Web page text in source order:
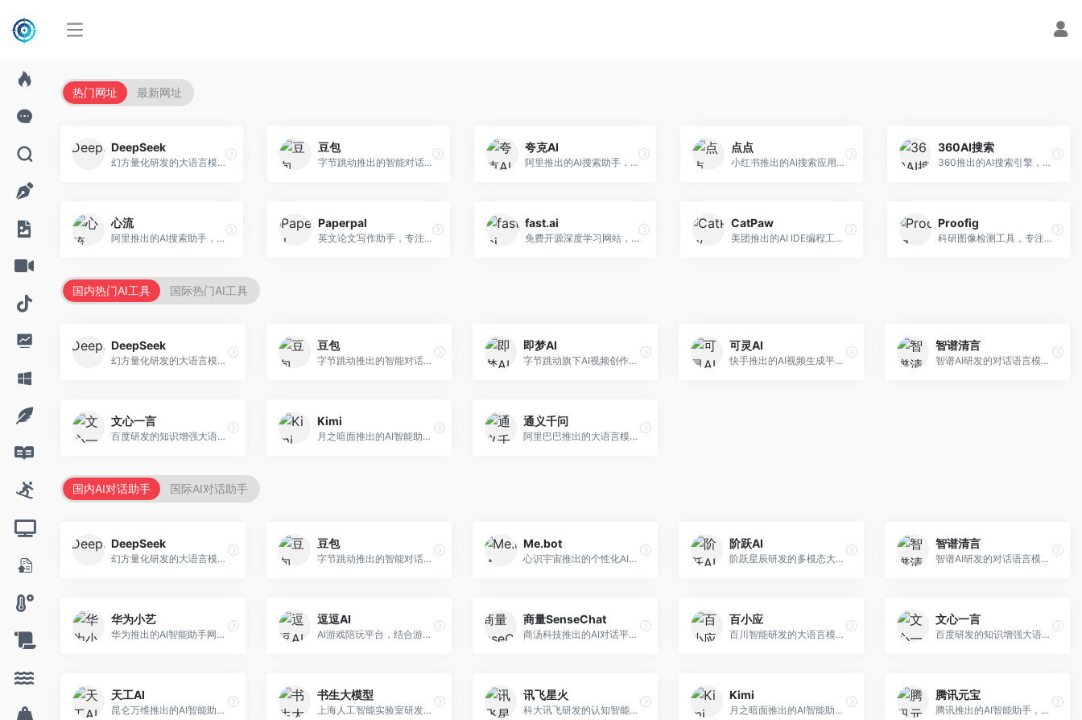
热门网址 最新网址
DeepSeek
幻方量化研发的大语言模型平台，专注于深度推理和代码生成能力。面向开发者、研究人员和技术爱好者，提供强大的逻辑推理和数学计算功能，开源生态完善，API接口友好。
豆包
字节跳动推出的智能对话助手平台，提供文本创作、知识问答、英语学习等多种AI服务。面向普通用户和内容创作者，支持多轮对话和文件解析，免费使用，响应速度快，中文理解能力强。
夸克AI
阿里推出的AI搜索助手，整合搜索与AI功能。面向年轻用户，提供智能搜索、文档处理、学习辅助等服务，与夸克生态深度整合。
点点
小红书推出的AI搜索应用，专注于生活方式内容搜索。面向小红书用户，提供生活攻略、消费决策、内容推荐等服务，生活方式内容丰富。
360AI搜索
360推出的AI搜索引擎，专注于安全智能搜索。面向普通用户，提供智能问答、网页搜索、内容整理等服务，安全防护能力强。
心流
阿里推出的AI搜索助手，专注于智能信息获取。面向普通用户，提供智能搜索、内容整理、知识问答等服务，与阿里生态深度整合。
Paperpal
英文论文写作助手，专注于学术英语润色。面向需要发表国际期刊的研究者，提供语法检查、学术表达优化、格式规范等服务，英语表达地道专业。
fast.ai
免费开源深度学习网站，专注于实用AI教学。面向开发者，提供免费深度学习课程、实战项目、代码库等资源，学习门槛低。
CatPaw
美团推出的AI IDE编程工具，专注于本地开发生态。面向开发者，提供智能代码补全、代码生成、项目管理等服务，本地开发体验好。
Proofig
科研图像检测工具，专注于学术图像完整性验证。面向科研人员，提供图像检测、重复分析、报告生成等服务，学术检测专业。
国内热门AI工具 国际热门AI工具
DeepSeek
幻方量化研发的大语言模型平台，专注于深度推理和代码生成能力。面向开发者、研究人员和技术爱好者，提供强大的逻辑推理和数学计算功能，开源生态完善，API接口友好。
豆包
字节跳动推出的智能对话助手平台，提供文本创作、知识问答、英语学习等多种AI服务。面向普通用户和内容创作者，支持多轮对话和文件解析，免费使用，响应速度快，中文理解能力强。
即梦AI
字节跳动旗下AI视频创作平台，支持多模态内容生成。面向内容创作者和营销人员，提供文生视频、图生视频、智能剪辑等功能，中文理解能力强，创作效率高。
可灵AI
快手推出的AI视频生成平台，支持文生视频和图生视频，可生成长达2分钟的高质量视频内容。面向短视频创作者和营销人员，操作简便，生成效果逼真，适合商业推广和创意表达。
智谱清言
智谱AI研发的对话语言模型，支持中英双语交互。面向中文用户和开发者，提供知识问答、代码编写、文档解读等服务，开源生态完善，学术研究背景深厚。
文心一言
百度研发的知识增强大语言模型，深度融合百度知识图谱和搜索能力。面向中文用户，提供知识问答、文本创作、逻辑推理等服务，中文语境理解准确，知识覆盖面广。
Kimi
月之暗面推出的AI智能助手，核心优势在于超长文本处理能力，支持20万字以上文档分析。面向学术研究者、职场人士和内容创作者，提供文档解读、PPT生成、联网搜索等综合服务。
通义千问
阿里巴巴推出的大语言模型平台，提供对话问答、文档处理、图像理解、代码编写等全方位AI服务。面向企业用户和个人开发者，集成阿里云生态，支持多模态交互，企业级安全保障。
国内AI对话助手 国际AI对话助手
DeepSeek
幻方量化研发的大语言模型平台，专注于深度推理和代码生成能力。面向开发者、研究人员和技术爱好者，提供强大的逻辑推理和数学计算功能，开源生态完善，API接口友好。
豆包
字节跳动推出的智能对话助手平台，提供文本创作、知识问答、英语学习等多种AI服务。面向普通用户和内容创作者，支持多轮对话和文件解析，免费使用，响应速度快，中文理解能力强。
Me.bot
心识宇宙推出的个性化AI伴侣，专注于情感交互和个人助理服务。面向个人用户，支持日程管理、情感陪伴、知识问答等功能，交互体验人性化。
阶跃AI
阶跃星辰研发的多模态大模型平台，支持文本、图像、视频的综合理解与生成。面向创作者和企业客户，提供内容创作、智能分析等服务，多模态能力突出。
智谱清言
智谱AI研发的对话语言模型，支持中英双语交互。面向中文用户和开发者，提供知识问答、代码编写、文档解读等服务，开源生态完善，学术研究背景深厚。
华为小艺
华为推出的AI智能助手网页端，深度整合鸿蒙生态和华为云服务。面向华为设备用户，支持语音交互、智能问答、设备控制等功能，与华为硬件生态无缝衔接。
逗逗AI
AI游戏陪玩平台，结合游戏理解和自然语言交互技术。面向游戏玩家，提供游戏攻略、陪玩互动、社交聊天等服务，游戏知识丰富，互动体验有趣。
商量SenseChat
商汤科技推出的AI对话平台，结合计算机视觉和自然语言处理技术。面向企业用户和开发者，支持多模态交互，视觉理解能力强，适合智能客服和内容创作场景。
百小应
百川智能研发的大语言模型助手，专注于中文理解和生成。面向中文用户，提供知识问答、文本创作、代码辅助等服务，模型参数规模大，中文表达流畅自然。
文心一言
百度研发的知识增强大语言模型，深度融合百度知识图谱和搜索能力。面向中文用户，提供知识问答、文本创作、逻辑推理等服务，中文语境理解准确，知识覆盖面广。
天工AI
昆仑万维推出的AI智能助手，集成搜索、对话、创作等多种能力。面向普通用户和内容创作者，支持联网搜索、文本生成、图像理解等功能，响应速度快，免费使用。
书生大模型
上海人工智能实验室研发的开源大模型系列，支持多尺度和多模态。面向研究机构和开发者，开源生态完善，学术研究背景深厚，适合科研和定制开发。
讯飞星火
科大讯飞研发的认知智能大模型，深度融合语音识别和自然语言处理技术。面向企业用户和教育领域，提供语音交互、文档处理、代码生成等服务，中文语音识别准确率高。
Kimi
月之暗面推出的AI智能助手，核心优势在于超长文本处理能力，支持20万字以上文档分析。面向学术研究者、职场人士和内容创作者，提供文档解读、PPT生成、联网搜索等综合服务。
腾讯元宝
腾讯推出的AI智能助手，整合微信生态和腾讯云服务。面向普通用户和企业客户，支持文档解析、图像理解、联网搜索等功能，与腾讯产品无缝衔接，办公协作便捷。